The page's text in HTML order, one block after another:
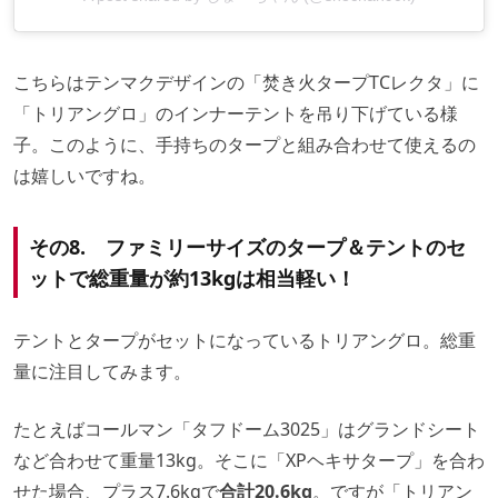
こちらはテンマクデザインの「焚き火タープTCレクタ」に
「トリアングロ」のインナーテントを吊り下げている様
子。このように、手持ちのタープと組み合わせて使えるの
は嬉しいですね。
その8. ファミリーサイズのタープ＆テントのセ
ットで総重量が約13kgは相当軽い！
テントとタープがセットになっているトリアングロ。総重
量に注目してみます。
たとえばコールマン「タフドーム3025」はグランドシート
など合わせて重量13kg。そこに「XPヘキサタープ」を合わ
せた場合、プラス7.6kgで合計20.6kg。ですが「トリアン